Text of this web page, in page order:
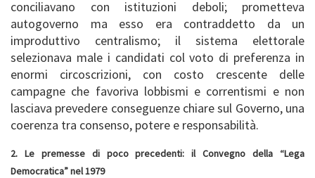
conciliavano con istituzioni deboli; prometteva
autogoverno ma esso era contraddetto da un
improduttivo centralismo; il sistema elettorale
selezionava male i candidati col voto di preferenza in
enormi circoscrizioni, con costo crescente delle
campagne che favoriva lobbismi e correntismi e non
lasciava prevedere conseguenze chiare sul Governo, una
coerenza tra consenso, potere e responsabilità.
2. Le premesse di poco precedenti: il Convegno della “Lega
Democratica” nel 1979